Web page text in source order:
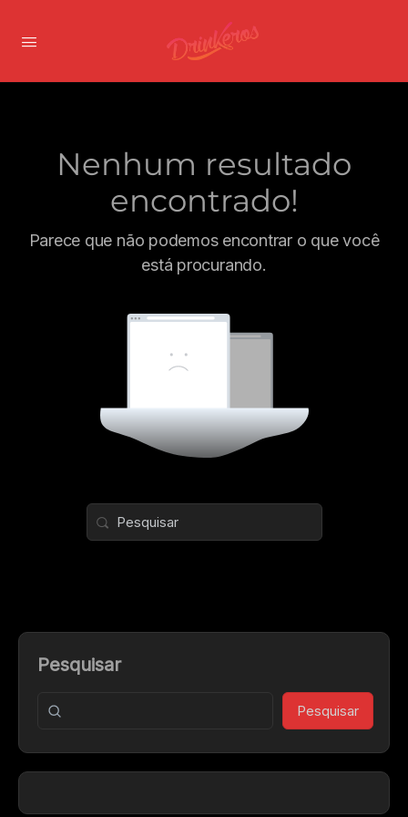
Nenhum resultado
encontrado!
Parece que não podemos encontrar o que você
está procurando.
Pesquisar
Pesquisar